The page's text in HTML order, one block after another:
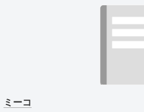
ミーコ